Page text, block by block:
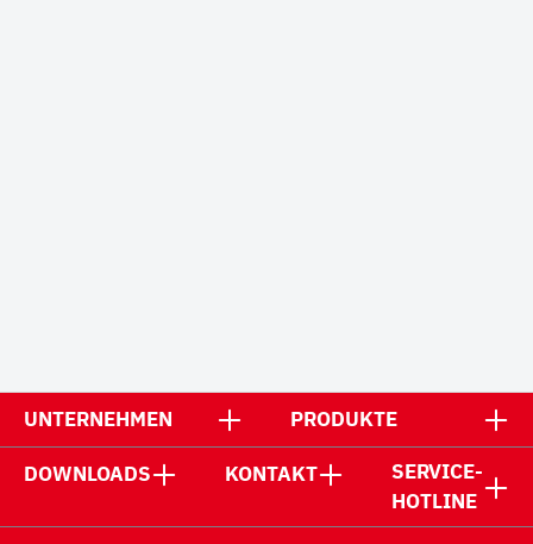
UNTERNEHMEN PRODUKTE
DOWNLOADS KONTAKT
SERVICE-
HOTLINE